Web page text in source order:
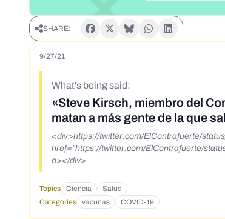
SHARE:
9/27/21
What's being said:
«Steve Kirsch, miembro del
matan a más gente de la que
<div>https://twitter.com/ElContrafuerte/
href="https://twitter.com/ElContrafuerte/
a></div>
Topics Ciencia Salud
Categories
vacunas COVID-19